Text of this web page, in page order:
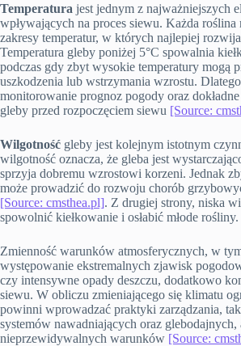
Temperatura jest jednym z najważniejszych
wpływających na proces siewu. Każda
zakresy temperatur, w których najlepiej
Temperatura gleby poniżej 5°C spowalnia
podczas gdy zbyt wysokie temperatury mogą
uszkodzenia lub wstrzymania wzrostu.
monitorowanie prognoz pogody oraz
gleby przed rozpoczęciem siewu [Source:
Wilgotność gleby jest kolejnym istotnym
wilgotność oznacza, że gleba jest
sprzyja dobremu wzrostowi korzeni. Jednak
może prowadzić do rozwoju chorób
[Source: cmsthea.pl]. Z drugiej strony, niska
spowolnić kiełkowanie i osłabić młode rośliny.
Zmienność warunków atmosferycznych, w
występowanie ekstremalnych zjawisk
czy intensywne opady deszczu, dodatkowo
siewu. W obliczu zmieniającego się klimatu
powinni wprowadzać praktyki zarządzania,
systemów nawadniających oraz glebodajnych,
nieprzewidywalnych warunków [Source: